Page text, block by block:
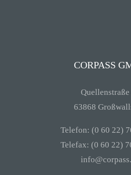
CORPASS
Quellenstraße
63868
Telefon: (0 60 22)
Telefax: (0 60 22)